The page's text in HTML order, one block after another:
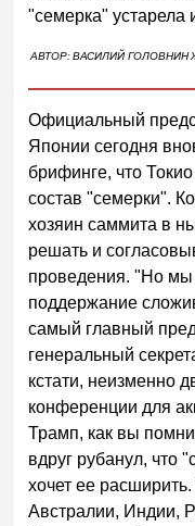
"семерка" устарела
АВТОР:ВАСИЛИЙ ГОЛОВНИН
Официальный
Японии сегодня
брифинге, что
состав "семерки".
хозяин саммита в
решать и
проведения. "Но
поддержание
самый главный
генеральный
кстати, неизменно
конференции для
Трамп, как вы
вдруг рубанул, что
хочет ее
Австралии, Индии,